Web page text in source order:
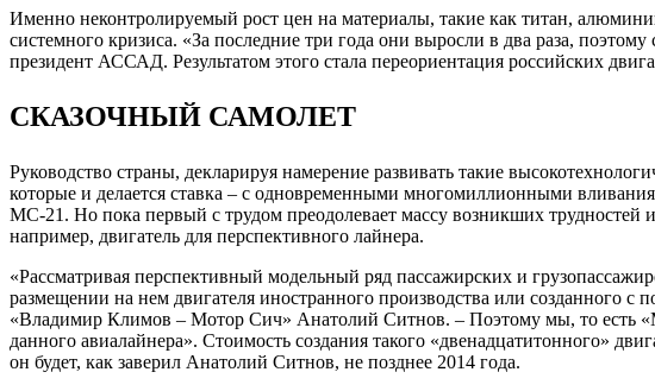
Именно неконтролируемый рост цен на материалы, такие как титан,
системного кризиса. «За последние три года они выросли в два раза,
президент АССАД. Результатом этого стала переориентация российских
СКАЗОЧНЫЙ САМОЛЕТ
Руководство страны, декларируя намерение развивать такие
которые и делается ставка – с одновременными многомиллионными
МС-21. Но пока первый с трудом преодолевает массу возникших трудностей
например, двигатель для перспективного лайнера.
«Рассматривая перспективный модельный ряд пассажирских и
размещении на нем двигателя иностранного производства или созданного
«Владимир Климов – Мотор Сич» Анатолий Ситнов. – Поэтому мы, то есть
данного авиалайнера». Стоимость создания такого «двенадцатитонного»
он будет, как заверил Анатолий Ситнов, не позднее 2014 года.